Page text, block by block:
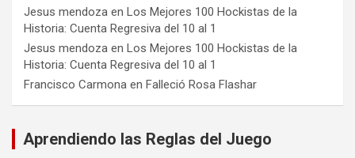
Jesus mendoza en Los Mejores 100 Hockistas de la
Historia: Cuenta Regresiva del 10 al 1
Jesus mendoza en Los Mejores 100 Hockistas de la
Historia: Cuenta Regresiva del 10 al 1
Francisco Carmona en Falleció Rosa Flashar
Aprendiendo las Reglas del Juego